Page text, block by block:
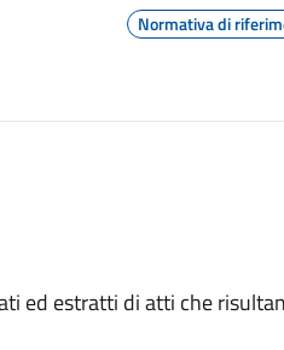
Normativa di
ed estratti di atti che